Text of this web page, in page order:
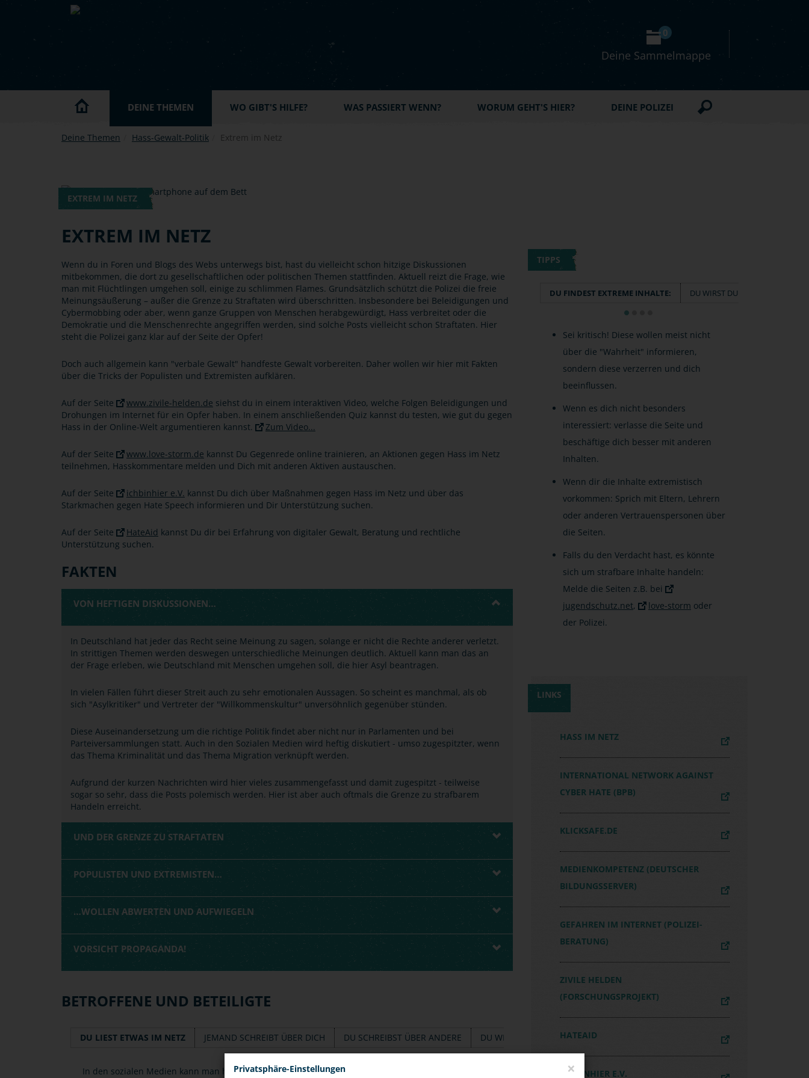
Skip to main content
Deine Sammelmappe
0
DEINE THEMEN WO GIBT'S HILFE? WAS PASSIERT WENN? WORUM GEHT'S HIER? DEINE POLIZEI
Deine Themen Hass-Gewalt-Politik Extrem im Netz
EXTREM IM NETZ
EXTREM IM NETZ
Wenn du in Foren und Blogs des Webs unterwegs bist, hast du vielleicht schon hitzige Diskussionen
mitbekommen, die dort zu gesellschaftlichen oder politischen Themen stattfinden. Aktuell reizt die Frage, wie
man mit Flüchtlingen umgehen soll, einige zu schlimmen Flames. Grundsätzlich schützt die Polizei die freie
Meinungsäußerung – außer die Grenze zu Straftaten wird überschritten. Insbesondere bei Beleidigungen und
Cybermobbing oder aber, wenn ganze Gruppen von Menschen herabgewürdigt, Hass verbreitet oder die
Demokratie und die Menschenrechte angegriffen werden, sind solche Posts vielleicht schon Straftaten. Hier
steht die Polizei ganz klar auf der Seite der Opfer!
Doch auch allgemein kann "verbale Gewalt" handfeste Gewalt vorbereiten. Daher wollen wir hier mit Fakten
über die Tricks der Populisten und Extremisten aufklären.
Auf der Seite www.zivile-helden.de siehst du in einem interaktiven Video, welche Folgen Beleidigungen und
Drohungen im Internet für ein Opfer haben. In einem anschließenden Quiz kannst du testen, wie gut du gegen
Hass in der Online-Welt argumentieren kannst.
Zum Video...
Auf der Seite www.love-storm.de kannst Du Gegenrede online trainieren, an Aktionen gegen Hass im Netz
teilnehmen, Hasskommentare melden und Dich mit anderen Aktiven austauschen.
Auf der Seite ichbinhier e.V. kannst Du dich über Maßnahmen gegen Hass im Netz und über das
Starkmachen gegen Hate Speech informieren und Dir Unterstützung suchen.
Auf der Seite HateAid kannst Du dir bei Erfahrung von digitaler Gewalt, Beratung und rechtliche
Unterstützung suchen.
FAKTEN
VON HEFTIGEN DISKUSSIONEN…
In Deutschland hat jeder das Recht seine Meinung zu sagen, solange er nicht die Rechte anderer verletzt.
In strittigen Themen werden deswegen unterschiedliche Meinungen deutlich. Aktuell kann man das an
der Frage erleben, wie Deutschland mit Menschen umgehen soll, die hier Asyl beantragen.
In vielen Fällen führt dieser Streit auch zu sehr emotionalen Aussagen. So scheint es manchmal, als ob
sich "Asylkritiker" und Vertreter der "Willkommenskultur" unversöhnlich gegenüber stünden.
Diese Auseinandersetzung um die richtige Politik findet aber nicht nur in Parlamenten und bei
Parteiversammlungen statt. Auch in den Sozialen Medien wird heftig diskutiert - umso zugespitzter, wenn
das Thema Kriminalität und das Thema Migration verknüpft werden.
Aufgrund der kurzen Nachrichten wird hier vieles zusammengefasst und damit zugespitzt - teilweise
sogar so sehr, dass die Posts polemisch werden. Hier ist aber auch oftmals die Grenze zu strafbarem
Handeln erreicht.
UND DER GRENZE ZU STRAFTATEN
POPULISTEN UND EXTREMISTEN…
…WOLLEN ABWERTEN UND AUFWIEGELN
VORSICHT PROPAGANDA!
BETROFFENE UND BETEILIGTE
DU LIEST ETWAS IM NETZ JEMAND SCHREIBT ÜBER DICH DU SCHREIBST ÜBER ANDERE DU WILLST HELFEN
In den sozialen Medien kann man häufig extreme und abwertende Kommentare lesen. Manchmal
TIPPS
DU FINDEST EXTREME INHALTE: DU WIRST DURCH EXTREME
Sei kritisch! Diese wollen meist nicht
über die "Wahrheit" informieren,
sondern diese verzerren und dich
beeinflussen.
Wenn es dich nicht besonders
interessiert: verlasse die Seite und
beschäftige dich besser mit anderen
Inhalten.
Wenn dir die Inhalte extremistisch
vorkommen: Sprich mit Eltern, Lehrern
oder anderen Vertrauenspersonen über
die Seiten.
Falls du den Verdacht hast, es könnte
sich um strafbare Inhalte handeln:
Melde die Seiten z.B. bei
jugendschutz.net, love-storm oder
der Polizei.
LINKS
HASS IM NETZ
INTERNATIONAL NETWORK AGAINST
CYBER HATE (BPB)
KLICKSAFE.DE
MEDIENKOMPETENZ (DEUTSCHER
BILDUNGSSERVER)
GEFAHREN IM INTERNET (POLIZEI-
BERATUNG)
ZIVILE HELDEN
(FORSCHUNGSPROJEKT)
HATEAID
ICHBINHIER E.V.
Privatsphäre-Einstellungen ×